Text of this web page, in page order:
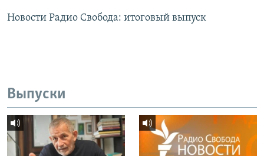
Новости Радио Свобода: итоговый выпуск
Выпуски